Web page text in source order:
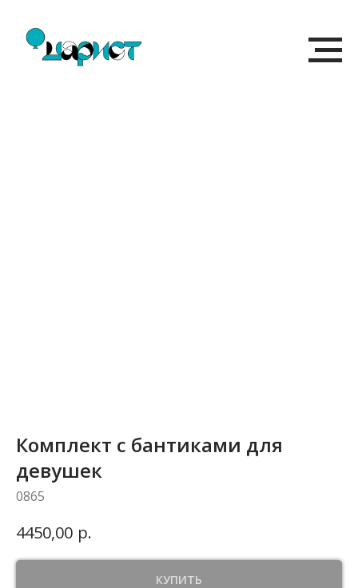
Комплект с бантиками для
девушек
0865
4450,00 р.
КУПИТЬ